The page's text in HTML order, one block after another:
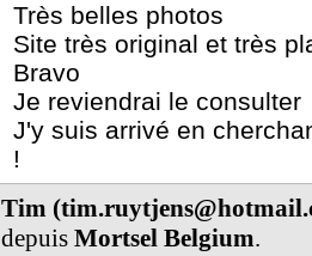
Très belles photos
Site très original et très
Bravo
Je reviendrai le consulter
J'y suis arrivé en
!
Tim
depuis Mortsel Belgium.